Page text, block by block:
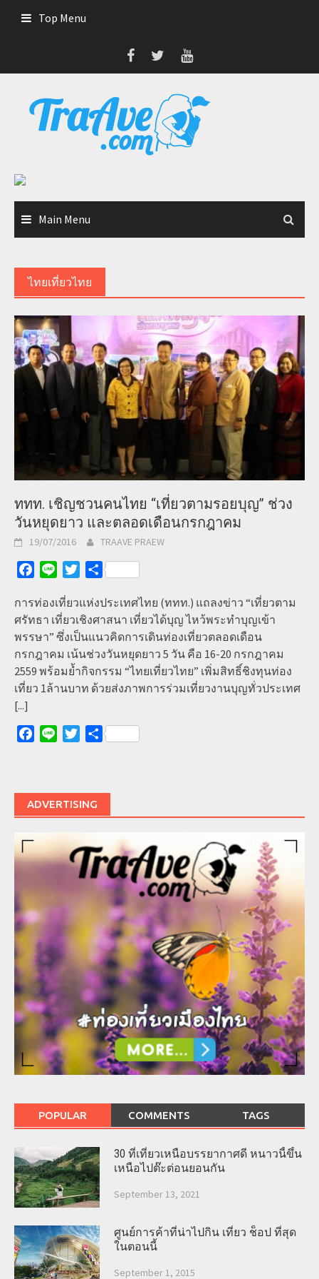
Top Menu
Main Menu
ไทยเที่ยวไทย
ททท. เชิญชวนคนไทย “เที่ยวตามรอยบุญ” ช่วง
วันหยุดยาว และตลอดเดือนกรกฎาคม
19/07/2016 TRAAVE PRAEW
Facebook
Line TwitterShare
การท่องเที่ยวแห่งประเทศไทย (ททท.) แถลงข่าว “เที่ยวตาม
ศรัทธา เที่ยวเชิงศาสนา เที่ยวได้บุญ ไหว้พระทำบุญเข้า
พรรษา” ซึ่งเป็นแนวคิดการเดินท่องเที่ยวตลอดเดือน
กรกฎาคม เน้นช่วงวันหยุดยาว 5 วัน คือ 16-20 กรกฎาคม
2559 พร้อมย้ำกิจกรรม “ไทยเที่ยวไทย” เพิ่มสิทธิ์ชิงทุนท่อง
เที่ยว 1ล้านบาท ด้วยส่งภาพการร่วมเที่ยวงานบุญทั่วประเทศ
[...]
Facebook
Line TwitterShare
ADVERTISING
POPULAR COMMENTS TAGS
30 ที่เที่ยวเหนือบรรยากาศดี หนาวนี้ขึ้น
เหนือไปต๊ะต่อนยอนกัน
September 13, 2021
ศูนย์การค้าที่น่าไปกิน เที่ยว ช็อป ที่สุด
ในตอนนี้
September 1, 2015